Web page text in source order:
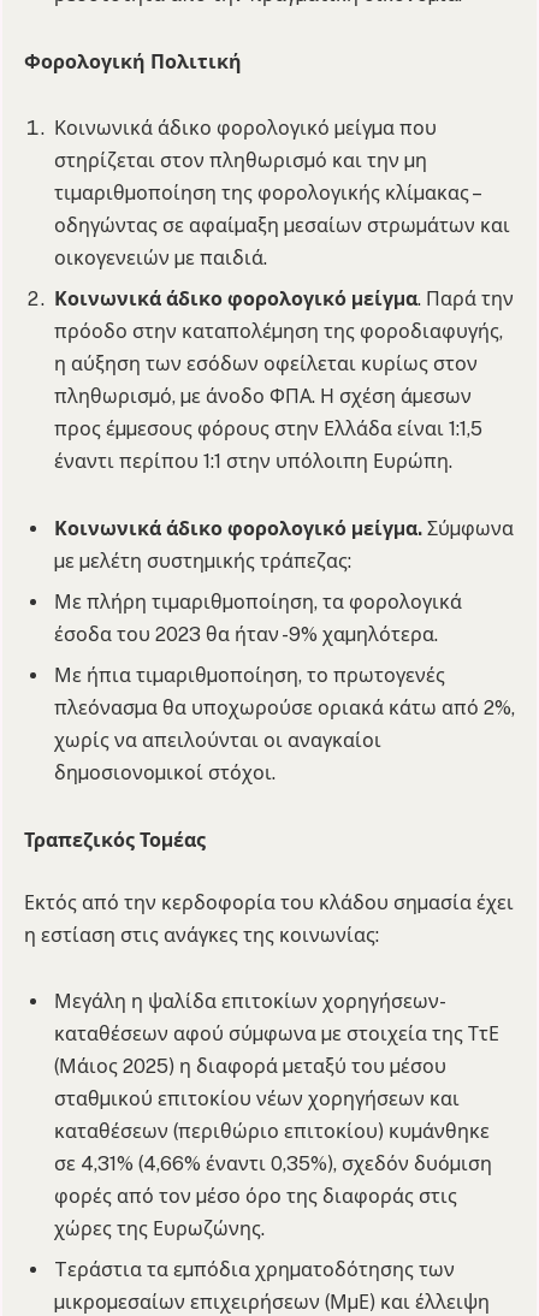
Φορολογική Πολιτική
Κοινωνικά άδικο φορολογικό µείγµα που
στηρίζεται στον πληθωρισµό και την µη
τιµαριθµοποίηση της φορολογικής κλίµακας –
οδηγώντας σε αφαίµαξη µεσαίων στρωµάτων και
οικογενειών µε παιδιά.
Κοινωνικά άδικο φορολογικό µείγµα. Παρά την
πρόοδο στην καταπολέµηση της φοροδιαφυγής,
η αύξηση των εσόδων οφείλεται κυρίως στον
πληθωρισµό, µε άνοδο ΦΠΑ. Η σχέση άµεσων
προς έµµεσους φόρους στην Ελλάδα είναι 1:1,5
έναντι περίπου 1:1 στην υπόλοιπη Ευρώπη.
Κοινωνικά άδικο φορολογικό µείγµα. Σύµφωνα
µε µελέτη συστηµικής τράπεζας:
Με πλήρη τιµαριθµοποίηση, τα φορολογικά
έσοδα του 2023 θα ήταν -9% χαµηλότερα.
Με ήπια τιµαριθµοποίηση, το πρωτογενές
πλεόνασµα θα υποχωρούσε οριακά κάτω από 2%,
χωρίς να απειλούνται οι αναγκαίοι
δηµοσιονοµικοί στόχοι.
Τραπεζικός Τοµέας
Εκτός από την κερδοφορία του κλάδου σηµασία έχει
η εστίαση στις ανάγκες της κοινωνίας:
Μεγάλη η ψαλίδα επιτοκίων χορηγήσεων-
καταθέσεων αφού σύµφωνα µε στοιχεία της ΤτΕ
(Μάιος 2025) η διαφορά µεταξύ του µέσου
σταθµικού επιτοκίου νέων χορηγήσεων και
καταθέσεων (περιθώριο επιτοκίου) κυµάνθηκε
σε 4,31% (4,66% έναντι 0,35%), σχεδόν δυόµιση
φορές από τον µέσο όρο της διαφοράς στις
χώρες της Ευρωζώνης.
Tεράστια τα εµπόδια χρηµατοδότησης των
µικροµεσαίων επιχειρήσεων (ΜµΕ) και έλλειψη